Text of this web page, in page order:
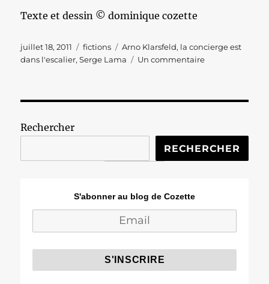
Texte et dessin © dominique cozette
Publié
le
juillet 18, 2011 Catégories
fictions Étiquettes
Arno Klarsfeld, la concierge est
dans l'escalier,Serge Lama Un commentairesur
Rechercher
RECHERCHER
S'abonner au blog de Cozette